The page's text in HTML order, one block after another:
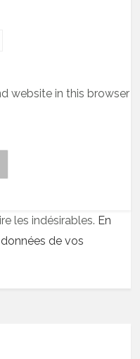
website in this browser
les indésirables. En
de vos